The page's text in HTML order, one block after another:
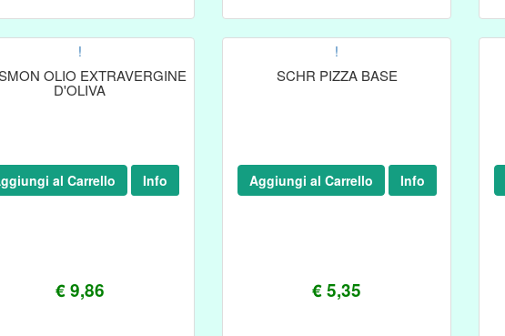
!
OLIO EXTRAVERGINE
D'OLIVA
€ 9,86
al Carrello Info
!
SCHR PIZZA BASE
€ 5,35
Aggiungi al Carrello Info